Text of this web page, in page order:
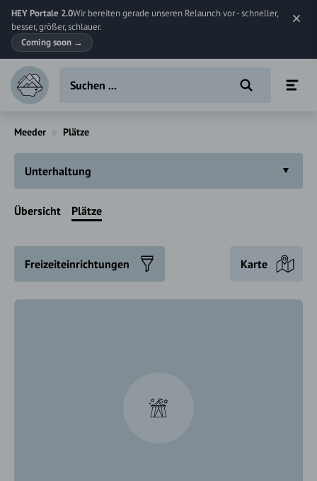
HEY Portale 2.0Wir bereiten gerade unseren Relaunch vor - schneller,
besser, größer, schlauer.
Coming soon →
Meeder Plätze
Unterhaltung
Übersicht Plätze
Freizeiteinrichtungen Karte